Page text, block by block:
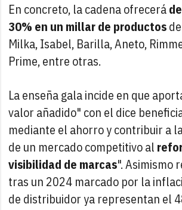
En concreto, la cadena ofrecerá
30% en un millar de productos
Milka, Isabel, Barilla, Aneto,
Prime, entre otras.
La enseña gala incide en que
valor añadido" con el dice
mediante el ahorro y contribuir a
de un mercado competitivo al
visibilidad de marcas". Asimismo
tras un 2024 marcado por la
de distribuidor ya representan el